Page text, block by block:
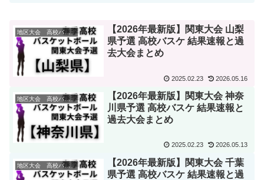
地区大会 高校バスケ
【2026年最新版】関東大会 山梨
県予選 高校バスケ 結果速報と過
去大会まとめ
2025.02.23 2026.05.16
地区大会 高校バスケ
【2026年最新版】関東大会 神奈
川県予選 高校バスケ 結果速報と
過去大会まとめ
2025.02.23 2026.05.13
地区大会 高校バスケ
【2026年最新版】関東大会 千葉
県予選 高校バスケ 結果速報と過